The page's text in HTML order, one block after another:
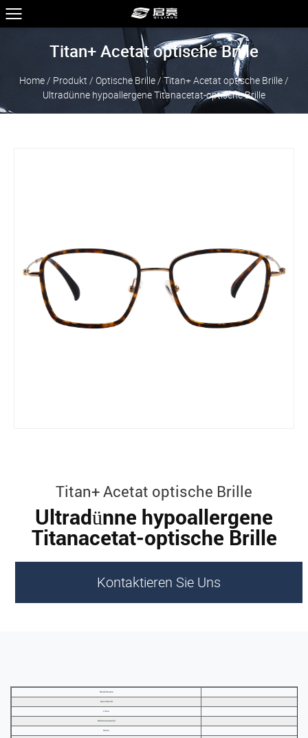
Titan+ Acetat optische Brille
Home / Produkt / Optische Brille /Titan+ Acetat optische Brille /
Ultradünne hypoallergene Titanacetat-optische Brille
Titan+ Acetat optische Brille
Ultradünne hypoallergene
Titanacetat-optische Brille
Kontaktieren Sie Uns
Modellname
Geschlecht
Linse
Rahmenmaterial
Größe